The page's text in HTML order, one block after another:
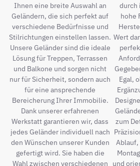
Ihnen eine breite Auswahl an
Geländern, die sich perfekt auf
verschiedene Bedürfnisse und
Stilrichtungen einstellen lassen.
Unsere Geländer sind die ideale
Lösung für Treppen, Terrassen
und Balkone und sorgen nicht
nur für Sicherheit, sondern auch
für eine ansprechende
Bereicherung Ihrer Immobilie.
Dank unserer erfahrenen
Werkstatt garantieren wir, dass
jedes Geländer individuell nach
den Wünschen unserer Kunden
gefertigt wird. Sie haben die
Wahl zwischen verschiedenen
durch
hohe
Wert
Egal,
zum
Ablauf,
und